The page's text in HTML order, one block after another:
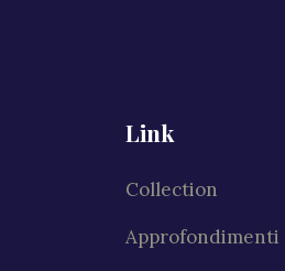
Link
Collection
Approfondimenti